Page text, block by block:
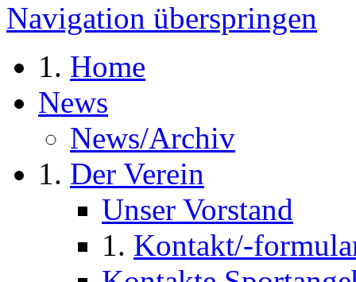
Navigation überspringen
Home
News
News/Archiv
Der Verein
Unser Vorstand
Kontakt/-